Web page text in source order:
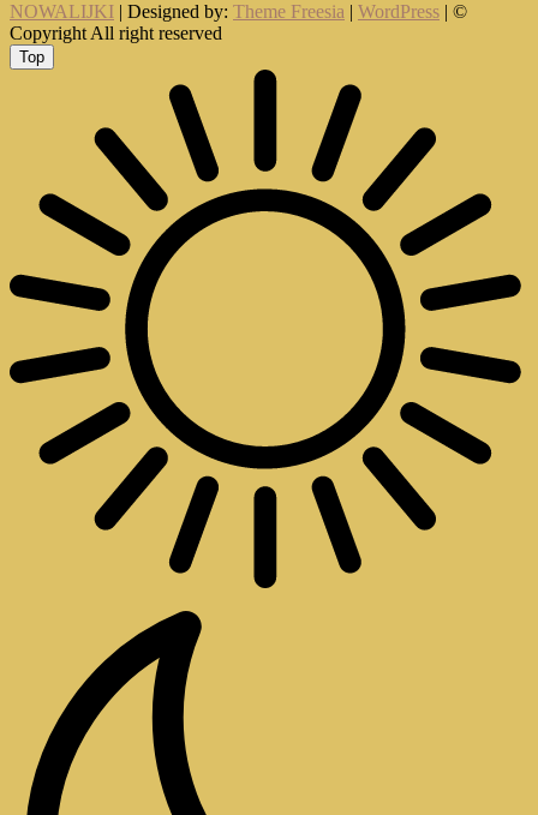
NOWALIJKI | Designed by: Theme Freesia | WordPress | ©
Copyright All right reserved
Top